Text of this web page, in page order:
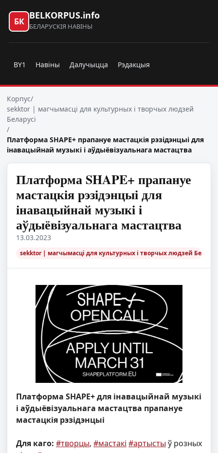
БК
BELKORPUS.info
БЕЛАРУСКІЯ НАВІНЫ
BY1 Навіны Далучыцца Рэдакцыя
Корпус/
sekktor | магчымасці для культурных і творчых людзей
Беларусі
/
Платформа SHAPE+ прапануе мастацкія рэзідэнцыі для
інавацыйнай музыкі і аўдыёвізуальнага мастацтва
Платформа SHAPE+ прапануе
мастацкія рэзідэнцыі для
інавацыйнай музыкі і
аўдыёвізуальнага мастацтва
13.03.2023
sekktor | магчымасці для культурных і творчых людзей
Платформа SHAPE+ для інавацыйнай музыкі
і аўдыёвізуальнага мастацтва прапануе
мастацкія рэзідэнцыі
Для каго: #творцы, #мастакі #артысты ў розных